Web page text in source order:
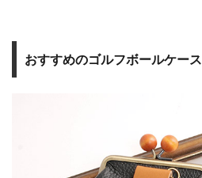
おすすめのゴルフボールケース